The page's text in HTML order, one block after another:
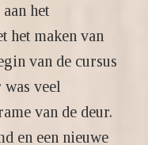
het
het maken van
van de cursus
veel
van de deur.
en een nieuwe